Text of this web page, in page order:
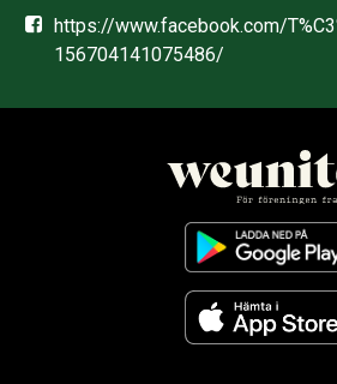
https://www.facebook.com/
156704141075486/